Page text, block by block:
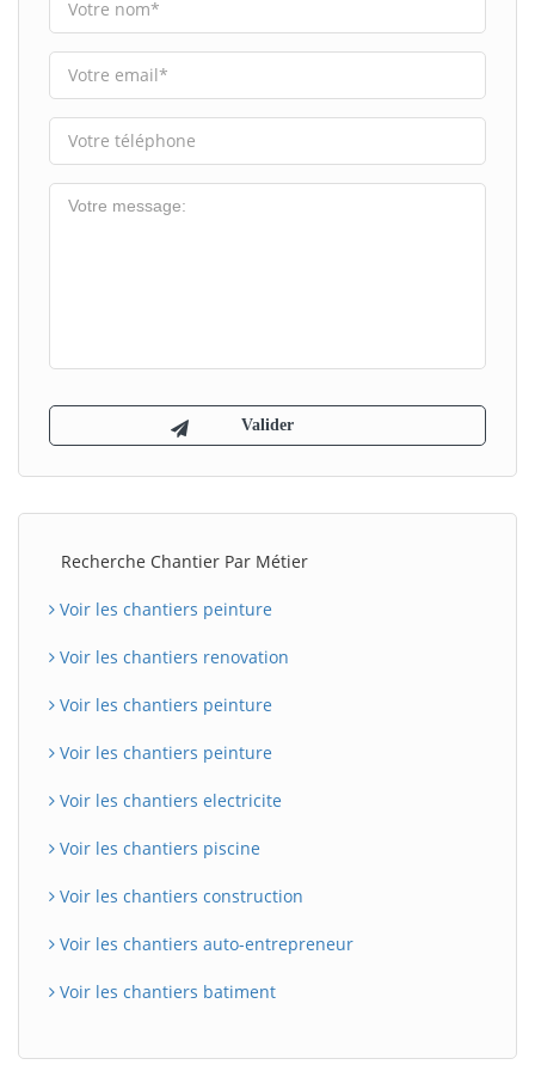
Recherche Chantier Par Métier
Voir les chantiers peinture
Voir les chantiers renovation
Voir les chantiers peinture
Voir les chantiers peinture
Voir les chantiers electricite
Voir les chantiers piscine
Voir les chantiers construction
Voir les chantiers auto-entrepreneur
Voir les chantiers batiment